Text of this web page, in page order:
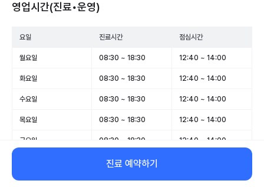
영업시간(진료•운영)
요일 진료시간 점심시간
월요일 08:30 ~ 18:30 12:40 ~ 14:00
화요일 08:30 ~ 18:30 12:40 ~ 14:00
수요일 08:30 ~ 18:30 12:40 ~ 14:00
목요일 08:30 ~ 18:30 12:40 ~ 14:00
금요일 08:30 ~ 18:30 12:40 ~ 14:00
08:30 ~ 13:00
일요일 휴무 -
진료 예약하기